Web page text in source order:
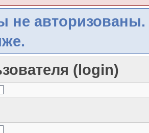
не авторизованы.
(login)